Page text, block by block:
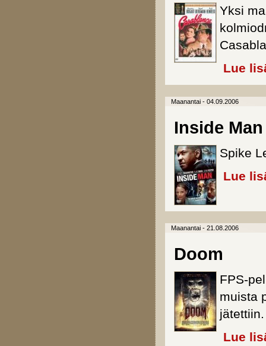
Yksi
Lue
Maanantai - 04.09.2006
Inside Man
Spike
Lue
Maanantai - 21.08.2006
Doom
FPS-
muista
jätettiin.
Lue